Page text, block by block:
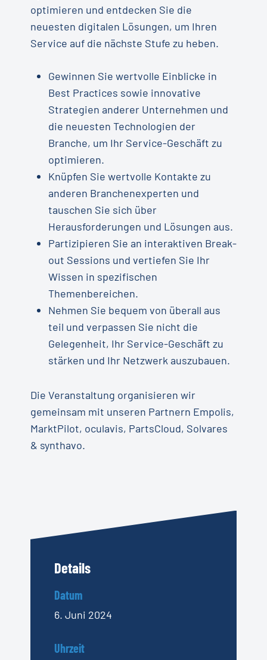
optimieren und entdecken Sie die
neuesten digitalen Lösungen, um Ihren
Service auf die nächste Stufe zu heben.
Gewinnen Sie wertvolle Einblicke in
Best Practices sowie innovative
Strategien anderer Unternehmen und
die neuesten Technologien der
Branche, um Ihr Service-Geschäft zu
optimieren.
Knüpfen Sie wertvolle Kontakte zu
anderen Branchenexperten und
tauschen Sie sich über
Herausforderungen und Lösungen aus.
Partizipieren Sie an interaktiven Break-
out Sessions und vertiefen Sie Ihr
Wissen in spezifischen
Themenbereichen.
Nehmen Sie bequem von überall aus
teil und verpassen Sie nicht die
Gelegenheit, Ihr Service-Geschäft zu
stärken und Ihr Netzwerk auszubauen.
Die Veranstaltung organisieren wir
gemeinsam mit unseren Partnern Empolis,
MarktPilot, oculavis, PartsCloud, Solvares
& synthavo.
Details
Datum
6. Juni 2024
Uhrzeit